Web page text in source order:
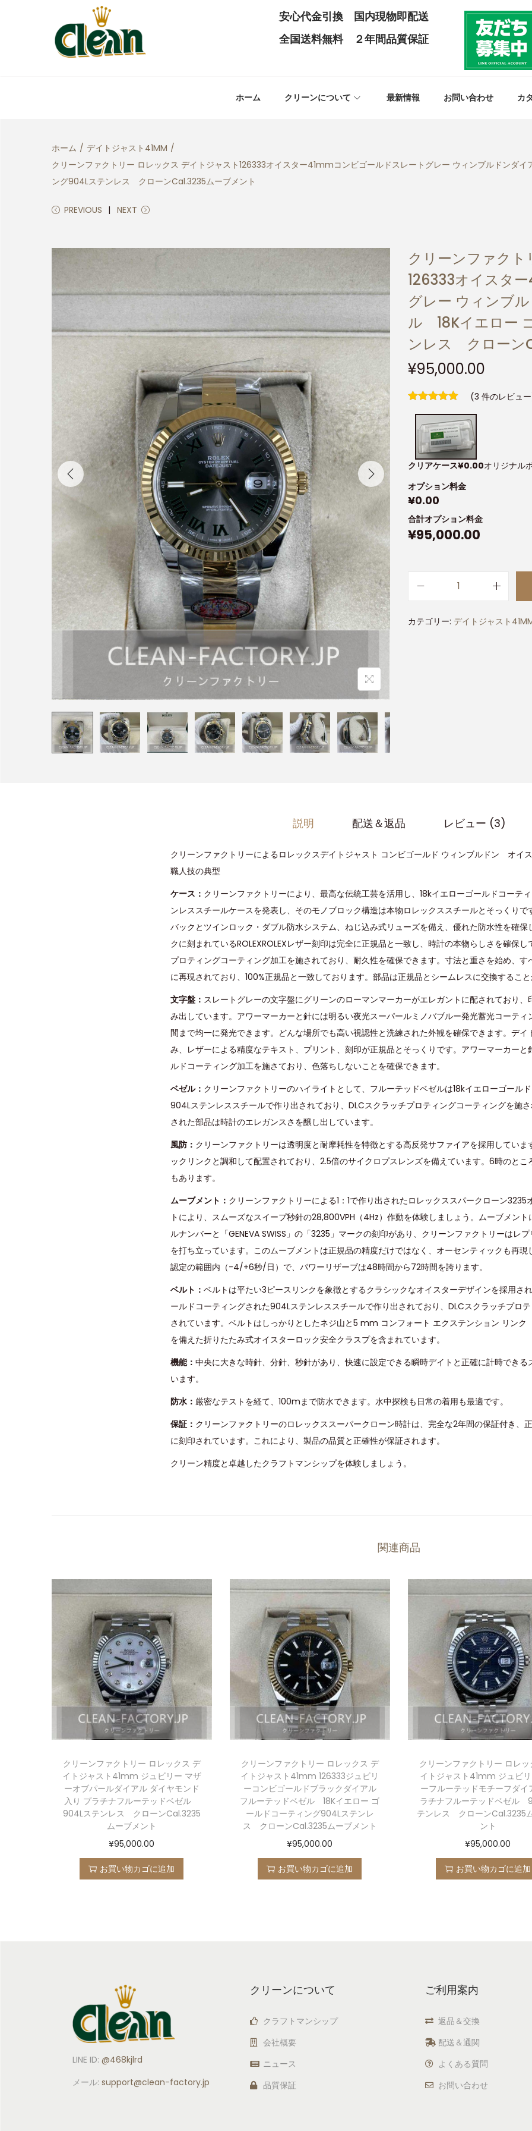
安心代金引換 国内現物即配送
全国送料無料 ２年間品質保証
ホーム クリーンについて 最新情報 お問い合わせ カ
ホーム / デイトジャスト41MM /
クリーンファクトリー ロレックス デイトジャスト126333オイスター41mmコンビゴールドスレートグレー ウィンブルドンダ
ング904Lステンレス クローンCal.3235ムーブメント
PREVIOUS NEXT
クリーンファクト
126333オイスタ
グレー ウィンブ
ル 18Kイエロー
ンレス クローン
¥95,000.00
(3 件のレビュ
クリアケース¥0.00オリジナル
オプション料金
¥0.00
合計オプション料金
¥95,000.00
カテゴリー: デイトジャスト
説明 配送＆返品 レビュー (3)
クリーンファクトリーによるロレックスデイトジャスト コンビゴールド ウィンブルドン オ
職人技の典型
ケース： クリーンファクトリーにより、最高な伝統工芸を活用し、18kイエローゴールドコーテ
ンレススチールケースを発表し、そのモノブロック構造は本物ロレックススチールとそっくりで
バックとツインロック・ダブル防水システム、ねじ込み式リューズを備え、優れた防水性を確
クに刻まれているROLEXROLEXレザー刻印は完全に正規品と一致し、時計の本物らしさを確保
プロティングコーティング加工を施されており、耐久性を確保できます。寸法と重さを始め、す
に再現されており、100%正規品と一致しております。部品は正規品とシームレスに交換すること
文字盤： スレートグレーの文字盤にグリーンのローマンマーカーがエレガントに配されており
み出しています。アワーマーカーと針には明るい夜光スーパールミノバブルー発光蓄光コーテ
間まで均一に発光できます。どんな場所でも高い視認性と洗練された外観を確保できます。デイ
み、レザーによる精度なテキスト、プリント、刻印が正規品とそっくりです。アワーマーカーと
ルドコーティング加工を施さており、色落ちしないことを確保できます。
ベゼル： クリーンファクトリーのハイライトとして、フルーテッドベゼルは18kイエローゴール
904Lステンレススチールで作り出されており、DLCスクラッチプロティングコーティングを施
された部品は時計のエレガンスさを醸し出しています。
風防： クリーンファクトリーは透明度と耐摩耗性を特徴とする高反発サファイアを採用していま
ックリンクと調和して配置されており、2.5倍のサイクロプスレンズを備えています。6時のと
もあります。
ムーブメント： クリーンファクトリーによる1：1で作り出されたロレックススパークローン3235
トにより、スムーズなスイープ秒針の28,800VPH（4Hz）作動を体験しましょう。ムーブメン
ルナンバーと「GENEVA SWISS」の「3235」マークの刻印があり、クリーンファクトリーはレ
を打ち立っています。このムーブメントは正規品の精度だけではなく、オーセンティックも再
認定の範囲内（-4/+6秒/日）で、パワーリザーブは48時間から72時間を誇ります。
ベルト： ベルトは平たい3ピースリンクを象徴とするクラシックなオイスターデザインを採用さ
ールドコーティングされた904Lステンレススチールで作り出されており、DLCスクラッチプロ
されています。ベルトはしっかりとしたネジ山と5 mm コンフォート エクステンション リンク
を備えた折りたたみ式オイスターロック安全クラスプを含まれています。
機能： 中央に大きな時針、分針、秒針があり、快速に設定できる瞬時デイトと正確に計時できる
います。
防水： 厳密なテストを経て、100mまで防水できます。水中探検も日常の着用も最適です。
保証： クリーンファクトリーのロレックススーパークローン時計は、完全な2年間の保証付き、
に刻印されています。これにより、製品の品質と正確性が保証されます。
クリーン精度と卓越したクラフトマンシップを体験しましょう。
関連商品
クリーンファクトリー ロレックス デ
イトジャスト41mm ジュビリー マザ
ーオブパールダイアル ダイヤモンド
入り プラチナフルーテッドベゼル
904Lステンレス クローンCal.3235
ムーブメント
¥95,000.00
お買い物カゴに追加
クリーンファクトリー ロレックス デ
イトジャスト41mm 126333ジュビリ
ーコンビゴールドブラックダイアル
フルーテッドベゼル 18Kイエロー ゴ
ールドコーティング904Lステンレ
ス クローンCal.3235ムーブメント
¥95,000.00
お買い物カゴに追加
クリーンファクトリー ロレ
イトジャスト41mm ジュビ
ーフルーテッドモチーフダイ
ラチナフルーテッドベゼル
テンレス クローンCal.3235
ント
¥95,000.00
お買い物カゴに追加
LINE ID: @468kjlrd
メール: support@clean-factory.jp
クリーンについて
クラフトマンシップ
会社概要
ニュース
品質保証
ご利用案内
返品＆交換
配送＆通関
よくある質問
お問い合わせ